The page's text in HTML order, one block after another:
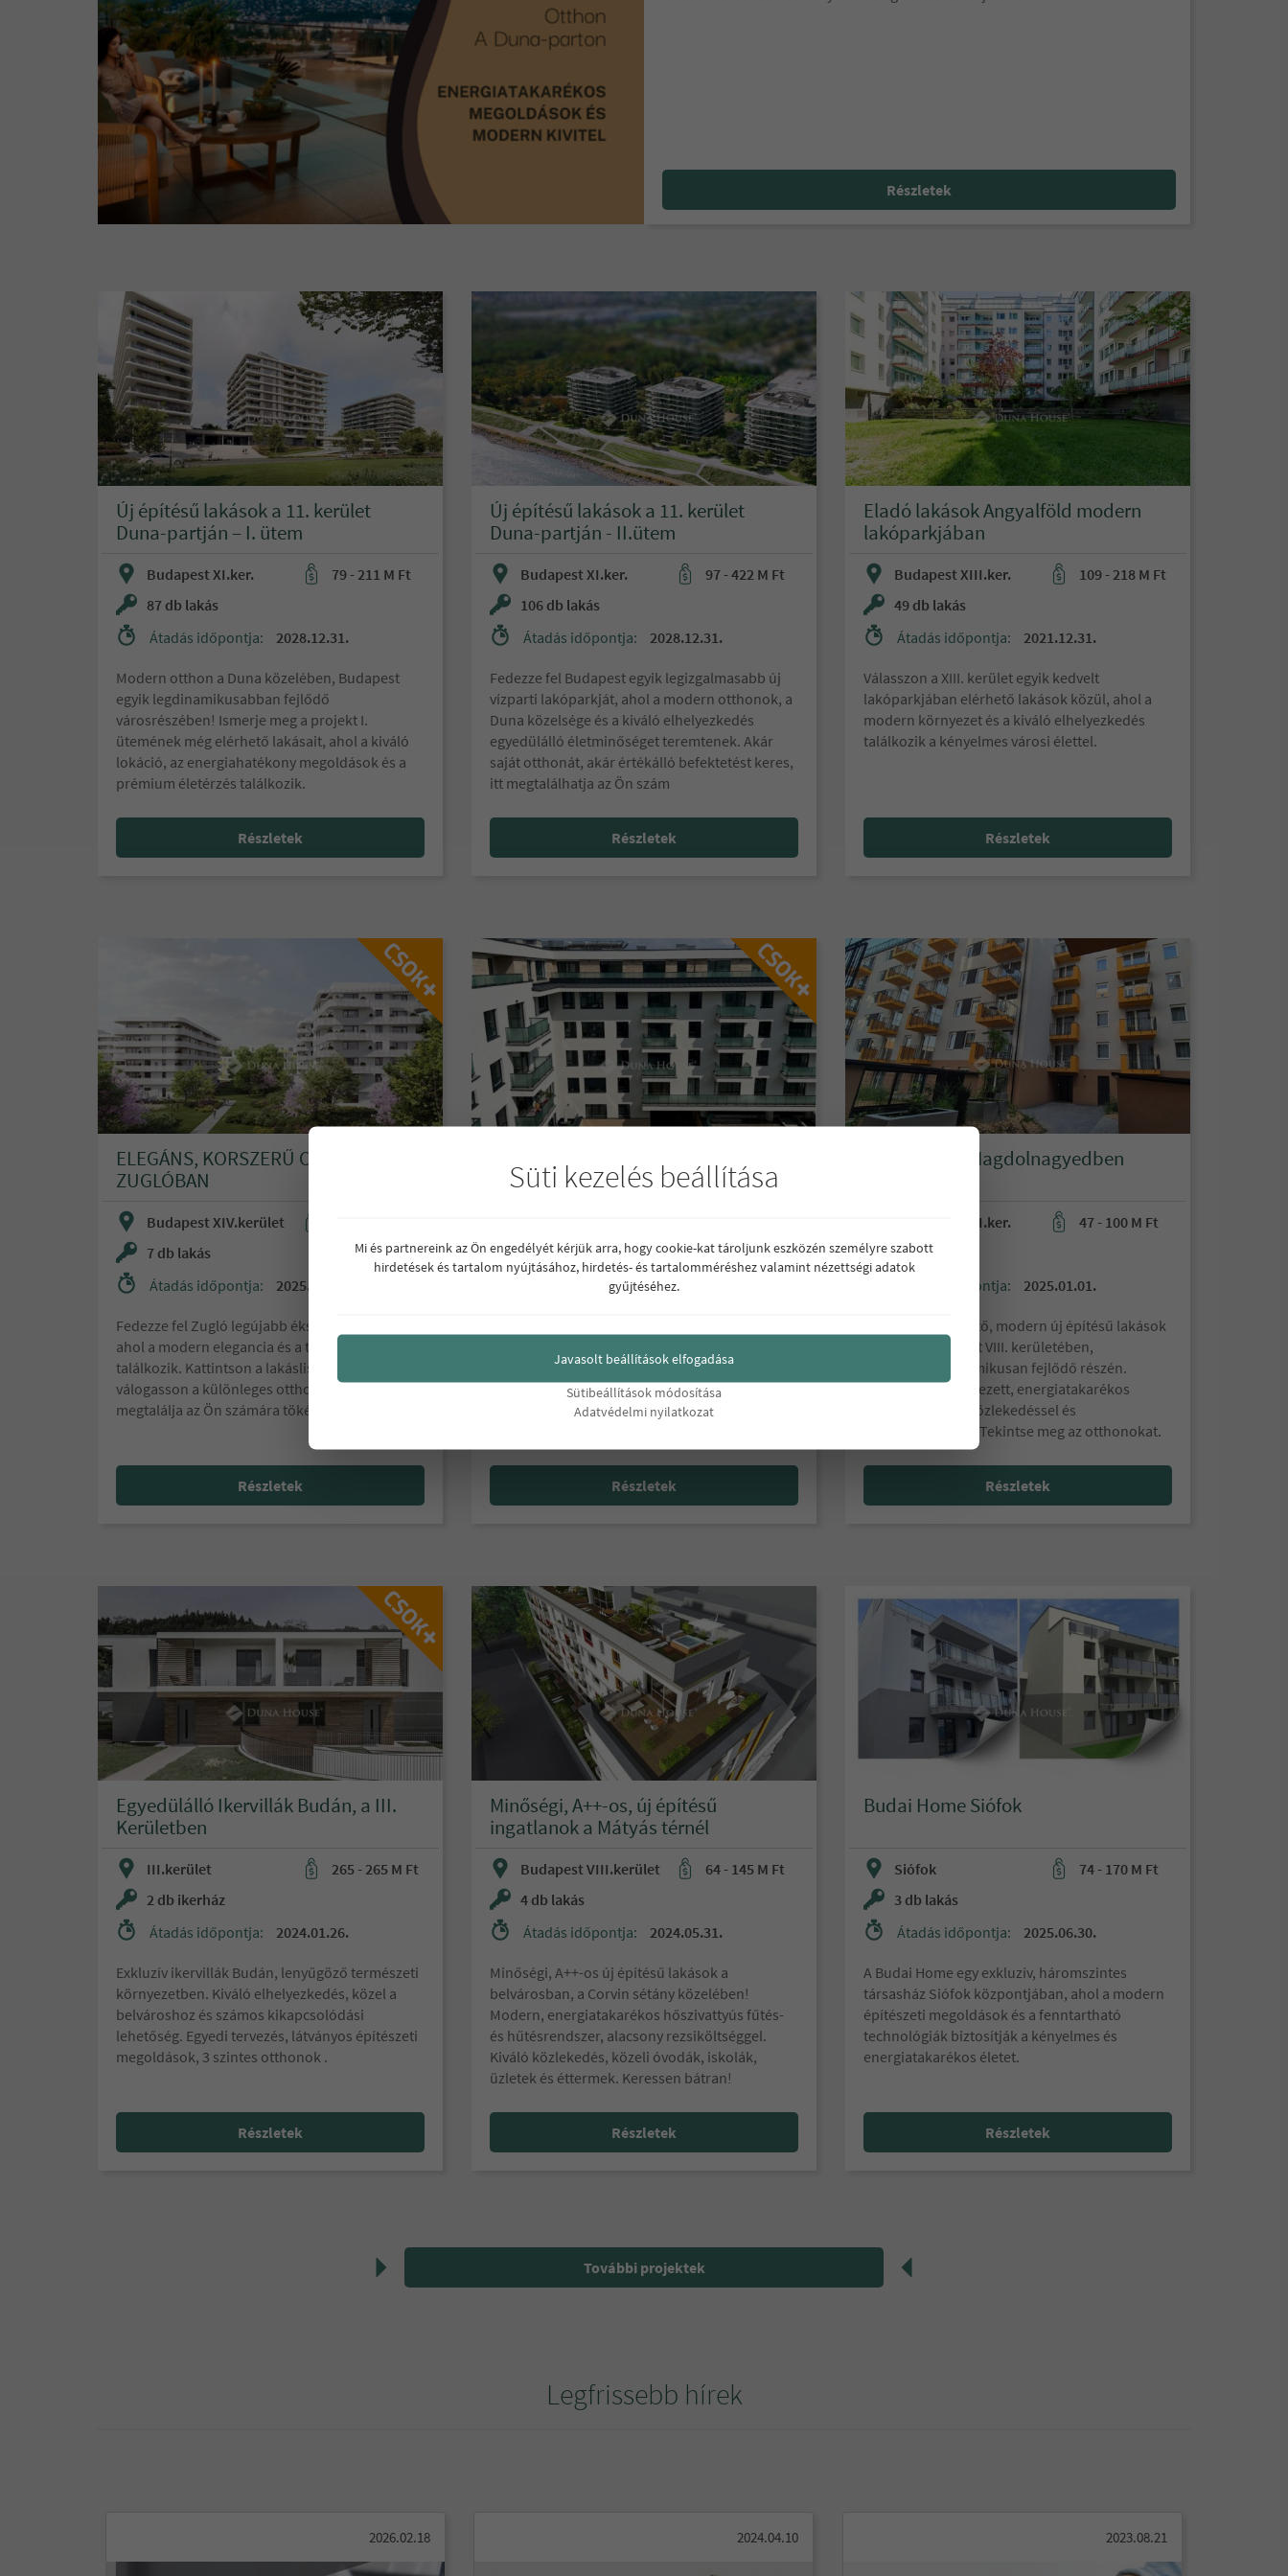
85 000 000 Ft
90 000 000 Ft
95 000 000 Ft
100 000 000 Ft
XIII.
XIV.
XV.
XVI.
XVII.
XVIII.
XXII.
XXIII.
Egyéb
Részletek
Új építésű lakások a 11. kerület
Duna-partján – I. ütem
Budapest XI.ker.
79 - 211 M Ft
87 db lakás
Átadás időpontja:
2028.12.31.
Modern otthon a Duna közelében, Budapest
egyik legdinamikusabban fejlődő
városrészében! Ismerje meg a projekt I.
ütemének még elérhető lakásait, ahol a kiváló
lokáció, az energiahatékony megoldások és a
prémium életérzés találkozik.
Részletek
Új építésű lakások a 11. kerület
Duna-partján - II.ütem
Budapest XI.ker.
97 - 422 M Ft
106 db lakás
Átadás időpontja:
2028.12.31.
Fedezze fel Budapest egyik legizgalmasabb új
vízparti lakóparkját, ahol a modern otthonok, a
Duna közelsége és a kiváló elhelyezkedés
egyedülálló életminőséget teremtenek. Akár
saját otthonát, akár értékálló befektetést keres,
itt megtalálhatja az Ön szám
Részletek
Eladó lakások Angyalföld modern
lakóparkjában
Budapest XIII.ker.
109 - 218 M Ft
49 db lakás
Átadás időpontja:
2021.12.31.
Válasszon a XIII. kerület egyik kedvelt
lakóparkjában elérhető lakások közül, ahol a
modern környezet és a kiváló elhelyezkedés
találkozik a kényelmes városi élettel.
Részletek
ELEGÁNS, KORSZERŰ OTTHONOK
ZUGLÓBAN
Budapest XIV.kerület
7 db lakás
Átadás időpontja:
2025.12.31.
Fedezze fel Zugló legújabb ékszerdobozát –
ahol a modern elegancia és a természet
találkozik. Kattintson a lakáslistára, és
válogasson a különleges otthonok közül, hogy
megtalálja az Ön számára tökéletes választást!
Részletek
SZÍVÉBEN
13 db lakás
Átadás időpontja:
2026.03.31.
modern és fiatalos otthonokat kínál korszerű és
fenntartható megoldásokkal a leendő
Részletek
Új lakások a Magdolnagyedben
Budapest VIII.ker.
47 - 100 M Ft
35 db lakás
Átadás időpontja:
2025.01.01.
Azonnal költözhető, modern új építésű lakások
eladók a Budapest VIII. kerületében,
Józsefváros dinamikusan fejlődő részén.
Igényesen berendezett, energiatakarékos
otthonok kiváló közlekedéssel és
infrastruktúrával. Tekintse meg az otthonokat.
Részletek
Egyedülálló Ikervillák Budán, a III.
Kerületben
III.kerület
265 - 265 M Ft
2 db ikerház
Átadás időpontja:
2024.01.26.
Exkluzív ikervillák Budán, lenyűgöző természeti
környezetben. Kiváló elhelyezkedés, közel a
belvároshoz és számos kikapcsolódási
lehetőség. Egyedi tervezés, látványos építészeti
megoldások, 3 szintes otthonok .
Részletek
Minőségi, A++-os, új építésű
ingatlanok a Mátyás térnél
Budapest VIII.kerület
64 - 145 M Ft
4 db lakás
Átadás időpontja:
2024.05.31.
Minőségi, A++-os új építésű lakások a
belvárosban, a Corvin sétány közelében!
Modern, energiatakarékos hőszivattyús fűtés-
és hűtésrendszer, alacsony rezsiköltséggel.
Kiváló közlekedés, közeli óvodák, iskolák,
üzletek és éttermek. Keressen bátran!
Részletek
Budai Home Siófok
Siófok
74 - 170 M Ft
3 db lakás
Átadás időpontja:
2025.06.30.
A Budai Home egy exkluzív, háromszintes
társasház Siófok központjában, ahol a modern
építészeti megoldások és a fenntartható
technológiák biztosítják a kényelmes és
energiatakarékos életet.
Részletek
További projektek
Legfrissebb hírek
2026.02.18 2024.04.10 2023.08.21
Süti kezelés beállítása
Mi és partnereink az Ön engedélyét kérjük arra, hogy cookie-kat tároljunk eszközén személyre szabott
hirdetések és tartalom nyújtásához, hirdetés- és tartalomméréshez valamint nézettségi adatok
gyűjtéséhez.
Javasolt beállítások elfogadása
Sütibeállítások módosítása
Adatvédelmi nyilatkozat